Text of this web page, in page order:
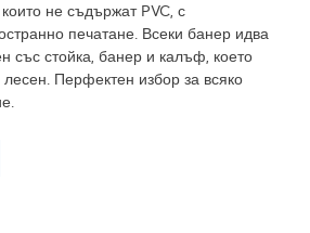
не съдържат PVC, с
печатане. Всеки банер идва
със стойка, банер и калъф, което
Перфектен избор за всяко